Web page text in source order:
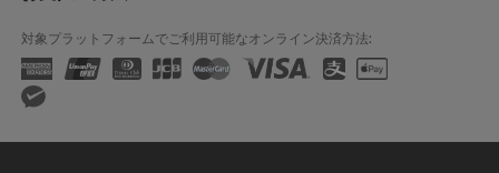
対象プラットフォームでご利用可能なオンライン決済方法: